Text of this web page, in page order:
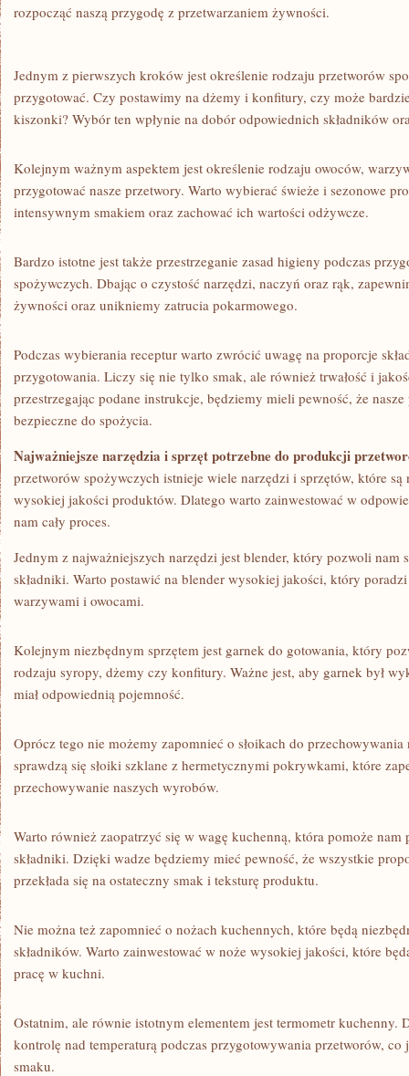
rozpocząć naszą przygodę z przetwarzaniem⁤ żywności.
Jednym z pierwszych kroków jest ‍określenie⁢ rodzaju przetworów⁤
przygotować. Czy postawimy na dżemy ⁣i⁢ konfitury, czy może‌
‍kiszonki? Wybór ten wpłynie⁢ na dobór odpowiednich składników‍
Kolejnym ⁢ważnym ‌aspektem jest określenie rodzaju ‍owoców,
przygotować nasze przetwory.⁢ Warto ⁤wybierać​ świeże i sezonowe
intensywnym smakiem oraz zachować ich wartości odżywcze.
Bardzo istotne jest także⁢ przestrzeganie zasad higieny ‍podczas
spożywczych. Dbając ⁢o czystość narzędzi, naczyń oraz rąk,
żywności ⁣oraz unikniemy zatrucia pokarmowego.
Podczas wybierania receptur warto​ zwrócić uwagę na proporcje⁣
przygotowania. Liczy ⁢się nie tylko smak, ale również trwałość i
przestrzegając podane instrukcje, będziemy mieli pewność,⁣ że
bezpieczne ⁣do​ spożycia.
Najważniejsze narzędzia i sprzęt potrzebne do‍ produkcji
przetworów ‌spożywczych istnieje wiele narzędzi i sprzętów, które są
wysokiej jakości produktów. Dlatego warto⁢ zainwestować w
nam cały proces. ‌
Jednym z najważniejszych narzędzi jest blender, który⁤ pozwoli nam​
składniki. Warto postawić na blender wysokiej jakości, który
⁣warzywami i owocami.
Kolejnym niezbędnym sprzętem jest garnek do gotowania, który
rodzaju syropy, dżemy czy konfitury. Ważne⁢ jest,‌ aby garnek był
miał ‍odpowiednią⁤ pojemność.
Oprócz ‌tego nie możemy zapomnieć⁢ o słoikach ⁣do
sprawdzą się słoiki szklane z ⁣hermetycznymi ⁢pokrywkami, ​które
⁢przechowywanie naszych wyrobów.‌
Warto ⁢również ⁢zaopatrzyć się w ​wagę kuchenną, która ⁣pomoże
składniki. Dzięki ‍wadze​ będziemy mieć pewność, że wszystkie
przekłada ⁤się‌ na ⁣ostateczny smak i teksturę produktu. ⁤
Nie‌ można też ‍zapomnieć o ‌nożach kuchennych,⁤ które będą
składników. Warto zainwestować w​ noże wysokiej‍ jakości, które‍
⁣pracę ‌w ⁤kuchni. ⁢
Ostatnim, ⁣ale równie‍ istotnym elementem jest ​termometr kuchenny.
kontrolę‌ nad temperaturą podczas przygotowywania przetworów, co
smaku.